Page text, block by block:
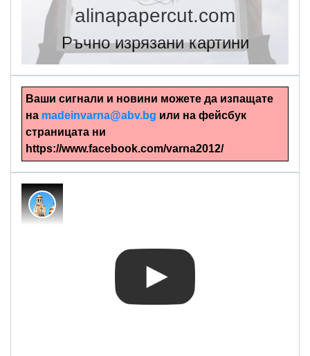
alinapapercut.com
Ръчно изрязани картини
Ваши сигнали и новини можете да изпащате
на madeinvarna@abv.bg или на фейсбук
страницата ни
https://www.facebook.com/varna2012/